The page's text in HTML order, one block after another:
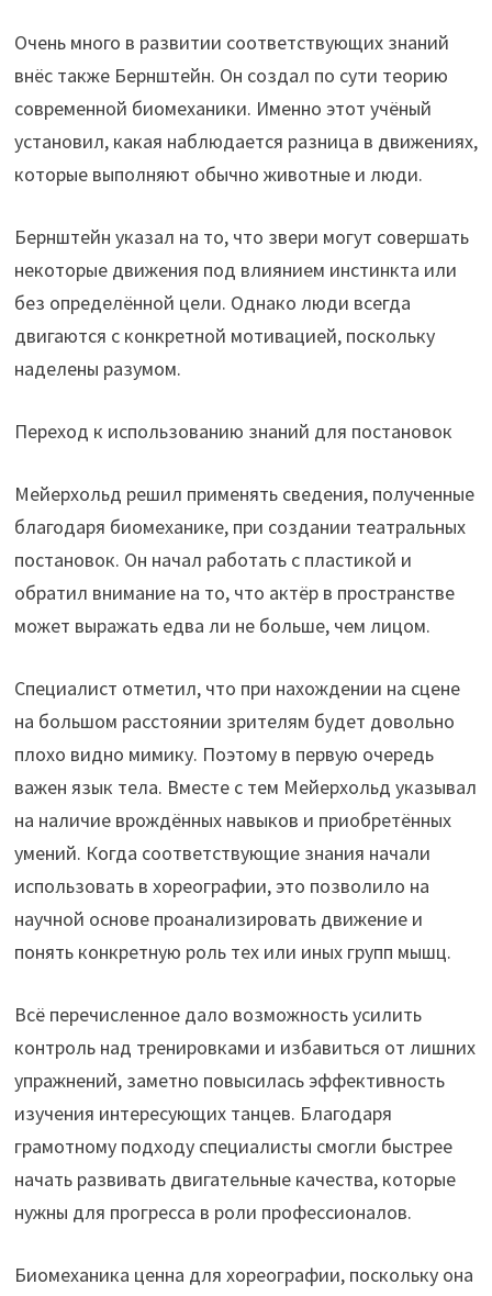
Очень много в развитии соответствующих знаний
внёс также Бернштейн. Он создал по сути теорию
современной биомеханики. Именно этот учёный
установил, какая наблюдается разница в движениях,
которые выполняют обычно животные и люди.
Бернштейн указал на то, что звери могут совершать
некоторые движения под влиянием инстинкта или
без определённой цели. Однако люди всегда
двигаются с конкретной мотивацией, поскольку
наделены разумом.
Переход к использованию знаний для постановок
Мейерхольд решил применять сведения, полученные
благодаря биомеханике, при создании театральных
постановок. Он начал работать с пластикой и
обратил внимание на то, что актёр в пространстве
может выражать едва ли не больше, чем лицом.
Специалист отметил, что при нахождении на сцене
на большом расстоянии зрителям будет довольно
плохо видно мимику. Поэтому в первую очередь
важен язык тела. Вместе с тем Мейерхольд указывал
на наличие врождённых навыков и приобретённых
умений. Когда соответствующие знания начали
использовать в хореографии, это позволило на
научной основе проанализировать движение и
понять конкретную роль тех или иных групп мышц.
Всё перечисленное дало возможность усилить
контроль над тренировками и избавиться от лишних
упражнений, заметно повысилась эффективность
изучения интересующих танцев. Благодаря
грамотному подходу специалисты смогли быстрее
начать развивать двигательные качества, которые
нужны для прогресса в роли профессионалов.
Биомеханика ценна для хореографии, поскольку она